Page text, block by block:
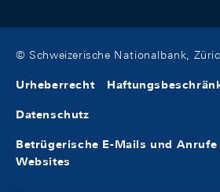
© Schweizerische Nationalbank,
Urheberrecht
Datenschutz
Betrügerische E-Mails und
Websites